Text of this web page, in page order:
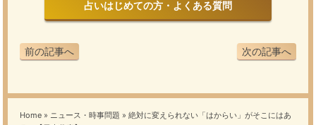
占いはじめての方・よくある質問
次の記事へ
前の記事へ
Home » ニュース・時事問題 » 絶対に変えられない「はからい」がそこにはあ